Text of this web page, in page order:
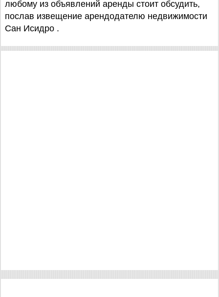
любому из объявлений аренды стоит обсудить,
послав извещение арендодателю недвижимости
Сан Исидро .